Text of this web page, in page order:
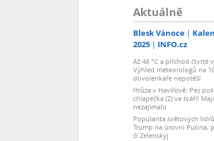
Aktuálně
Blesk Vánoce
2025
INFO.cz
Až 48 °C a příchod čtvrté
Výhled meteorologů na
dovolenkáře nepotěší
Hrůza v Havířově: Pes
chlapečka (2) ve tváři!
nezajímalo
Popularita světových
Trump na úrovni Putina,
či Zelenskyj